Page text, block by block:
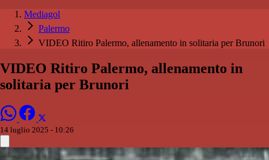
Mediagol
Palermo
VIDEO Ritiro Palermo, allenamento in solitaria per Brunori
VIDEO Ritiro Palermo, allenamento in
solitaria per Brunori
14 luglio 2025 - 10:26